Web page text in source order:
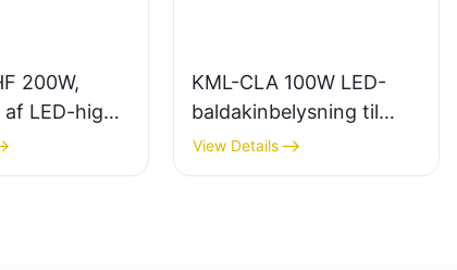
200W,
LED-high
KML-CLA 100W LED-
baldakinbelysning til
indendørs områder
såsom tankstationer og
View Details